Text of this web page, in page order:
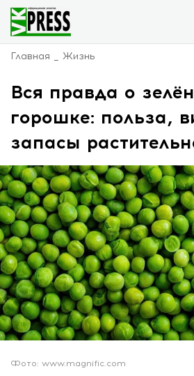
Главная Жизнь
Вся правда о
горошке: польза,
запасы
Фото: www.magnific.com